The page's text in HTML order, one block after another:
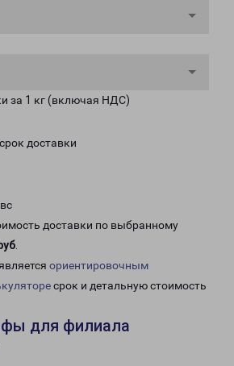
за 1 кг (включая НДС)
доставки
доставки по выбранному
.
ориентировочным
срок и детальную стоимость
для филиала